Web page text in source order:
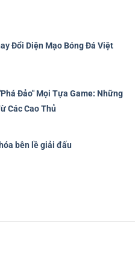
Đổi Diện Mạo Bóng Đá Việt
Đảo" Mọi Tựa Game: Những
Các Cao Thủ
bên lề giải đấu